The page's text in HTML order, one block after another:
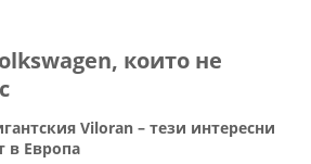
които не
Viloran – тези интересни
в Европа